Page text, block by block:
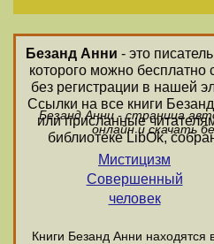
Безанд Анни - это
которого можно бесплатно
без регистрации в нашей
Ссылки на все книги
или присланные
библиотеке LibOk,
Безанд Анни - страница
онлайн и скачать
Мистицизм
Совершенный
человек
Книги Безанд Анни